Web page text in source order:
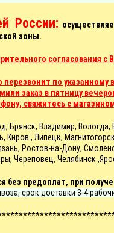
России:
зоны.
согласования с
по указанному
заказ в пятницу
свяжитесь с
Брянск, Владимир,
Киров , Липецк,
Ростов-на-Дону,
Череповец, Челябинск
без предоплат, при
срок доставки 3-4